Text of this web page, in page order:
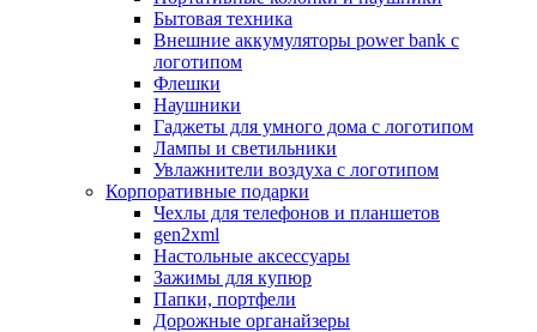
Бытовая техника
Внешние аккумуляторы power bank с
логотипом
Флешки
Наушники
Гаджеты для умного дома с логотипом
Лампы и светильники
Увлажнители воздуха с логотипом
Корпоративные подарки
Чехлы для телефонов и планшетов
gen2xml
Настольные аксессуары
Зажимы для купюр
Папки, портфели
Дорожные органайзеры